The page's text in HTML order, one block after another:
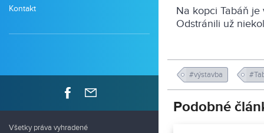
Kontakt
Všetky práva vyhradené
Na kopci Tabáň
Odstránili už
#výstavba
Podobné